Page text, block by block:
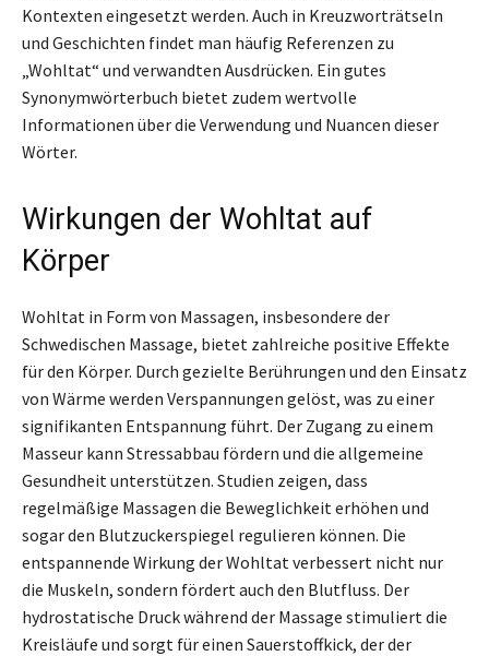
Kontexten eingesetzt werden. Auch in Kreuzworträtseln
und Geschichten findet man häufig Referenzen zu
„Wohltat“ und verwandten Ausdrücken. Ein gutes
Synonymwörterbuch bietet zudem wertvolle
Informationen über die Verwendung und Nuancen dieser
Wörter.
Wirkungen der Wohltat auf
Körper
Wohltat in Form von Massagen, insbesondere der
Schwedischen Massage, bietet zahlreiche positive Effekte
für den Körper. Durch gezielte Berührungen und den Einsatz
von Wärme werden Verspannungen gelöst, was zu einer
signifikanten Entspannung führt. Der Zugang zu einem
Masseur kann Stressabbau fördern und die allgemeine
Gesundheit unterstützen. Studien zeigen, dass
regelmäßige Massagen die Beweglichkeit erhöhen und
sogar den Blutzuckerspiegel regulieren können. Die
entspannende Wirkung der Wohltat verbessert nicht nur
die Muskeln, sondern fördert auch den Blutfluss. Der
hydrostatische Druck während der Massage stimuliert die
Kreisläufe und sorgt für einen Sauerstoffkick, der der